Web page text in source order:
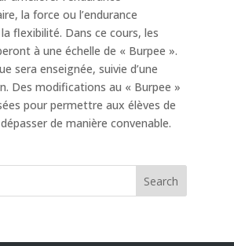
la force ou l’endurance
flexibilité. Dans ce cours, les
à une échelle de « Burpee ».
sera enseignée, suivie d’une
Des modifications au « Burpee »
pour permettre aux élèves de
de manière convenable.
Search